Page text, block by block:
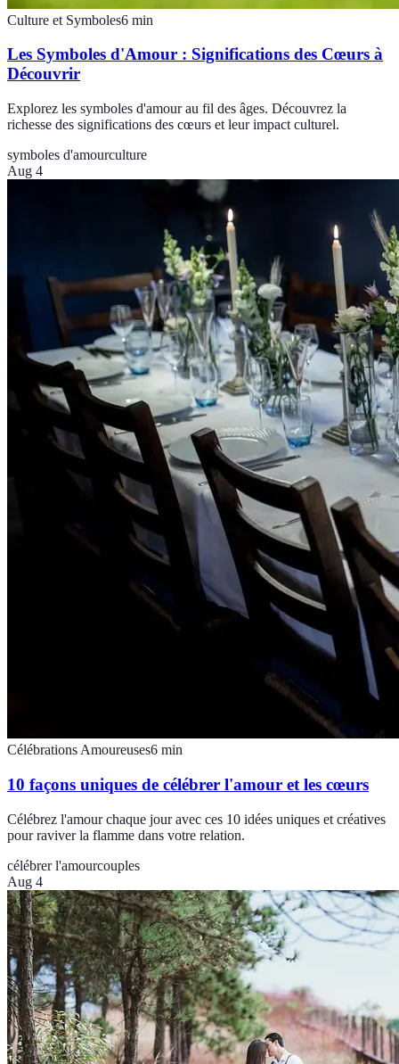
Culture et Symboles6 min
Les Symboles d'Amour : Significations des Cœurs à
Découvrir
Explorez les symboles d'amour au fil des âges. Découvrez la
richesse des significations des cœurs et leur impact culturel.
symboles d'amourculture
Aug 4
Célébrations Amoureuses6 min
10 façons uniques de célébrer l'amour et les cœurs
Célébrez l'amour chaque jour avec ces 10 idées uniques et créatives
pour raviver la flamme dans votre relation.
célébrer l'amourcouples
Aug 4